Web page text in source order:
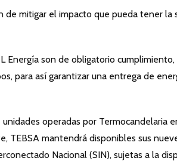
mitigar el impacto que pueda tener la
Energía son de obligatorio
para así garantizar una entrega de
operadas por Termocandelaria
TEBSA mantendrá disponibles sus
Nacional (SIN), sujetas a la